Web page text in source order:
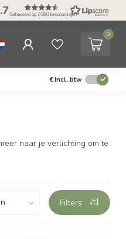
Gebaseerd op 24393 beoordelingen
0
€Incl. btw
naar je verlichting om te
Filters